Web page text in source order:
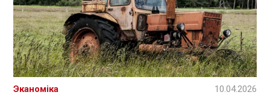
Эканоміка 10.04.2026